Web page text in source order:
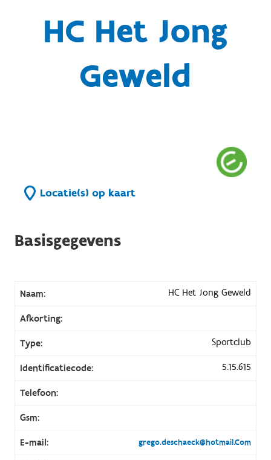
HC Het Jong
Geweld
Locatie(s) op kaart
Basisgegevens
Naam: HC Het Jong Geweld
Afkorting:
Type: Sportclub
Identificatiecode: 5.15.615
Telefoon:
Gsm:
E-mail: grego.deschaeck@hotmail.Com